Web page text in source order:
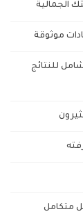
الجمالية
موثوقة
للنتائج
متكامل